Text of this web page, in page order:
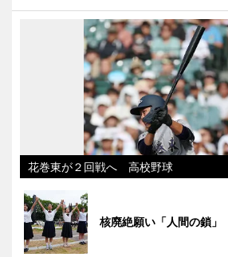
花巻東が２回戦へ 高校野球
核廃絶願い「人間の鎖」